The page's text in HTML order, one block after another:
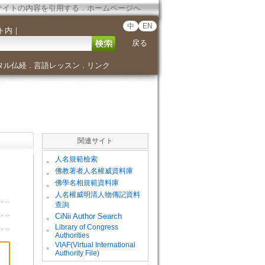
イトの内容を引用する．ホームページへ
内 ｜ 中 EN
戻る
ル仏経． 言語レッスン ． リンク
関連サイト
。 人名規範檢索
。 佛教著者人名權威資料庫
。 佛學名相規範資料庫
。
人名權威明清人物傳記資料
查詢
。
CiNii Author Search
。
Library of Congress
Authorities
。
VIAF(Virtual International
Authority File)